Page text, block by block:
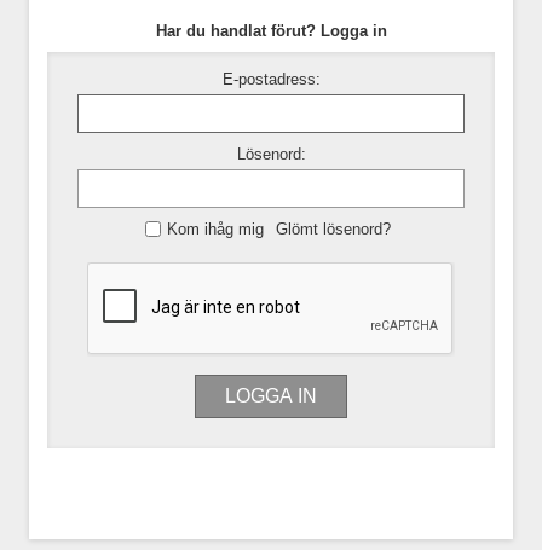
Har du handlat förut? Logga in
E-postadress:
Lösenord:
Kom ihåg mig Glömt lösenord?